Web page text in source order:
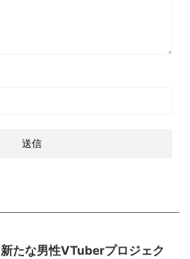
新たな男性VTuberプロジェク